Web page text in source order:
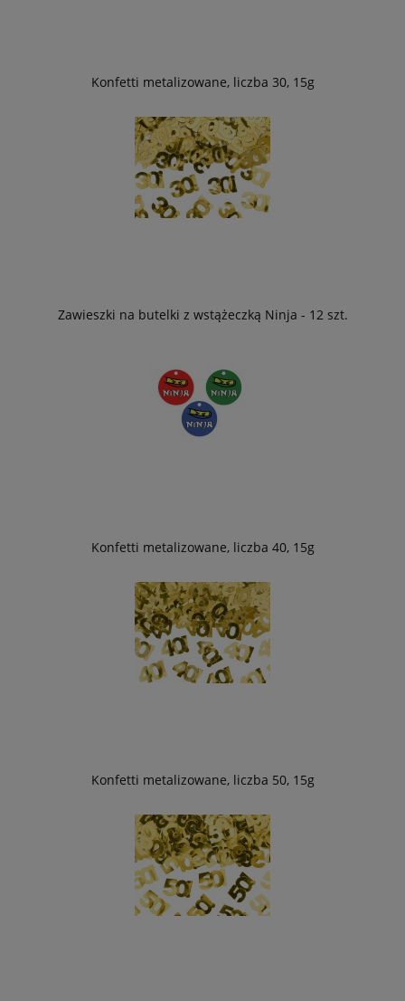
Konfetti metalizowane, liczba 30, 15g
Zawieszki na butelki z wstążeczką Ninja - 12 szt.
Konfetti metalizowane, liczba 40, 15g
Konfetti metalizowane, liczba 50, 15g